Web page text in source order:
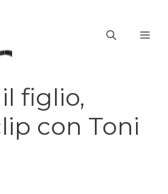
il figlio,
con Toni